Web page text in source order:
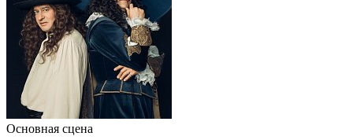
Основная сцена